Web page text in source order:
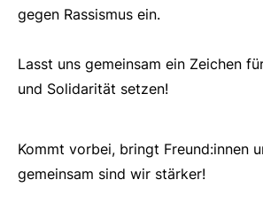
gegen Rassismus ein.
Lasst uns gemeinsam ein Zeichen
und Solidarität setzen!
Kommt vorbei, bringt Freund:innen
gemeinsam sind wir stärker!